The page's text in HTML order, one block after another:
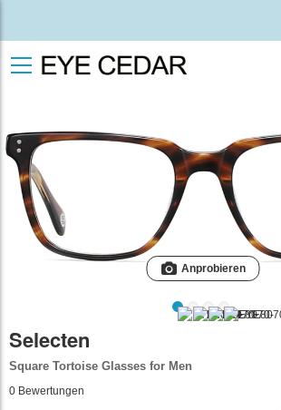
Anprobieren
Selecten
Square Tortoise Glasses for Men
0 Bewertungen